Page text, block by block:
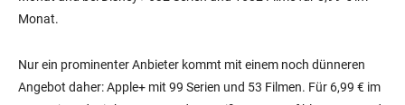
Monat.
Nur ein prominenter Anbieter kommt mit einem noch dünneren
Angebot daher: Apple+ mit 99 Serien und 53 Filmen. Für 6,99 € im